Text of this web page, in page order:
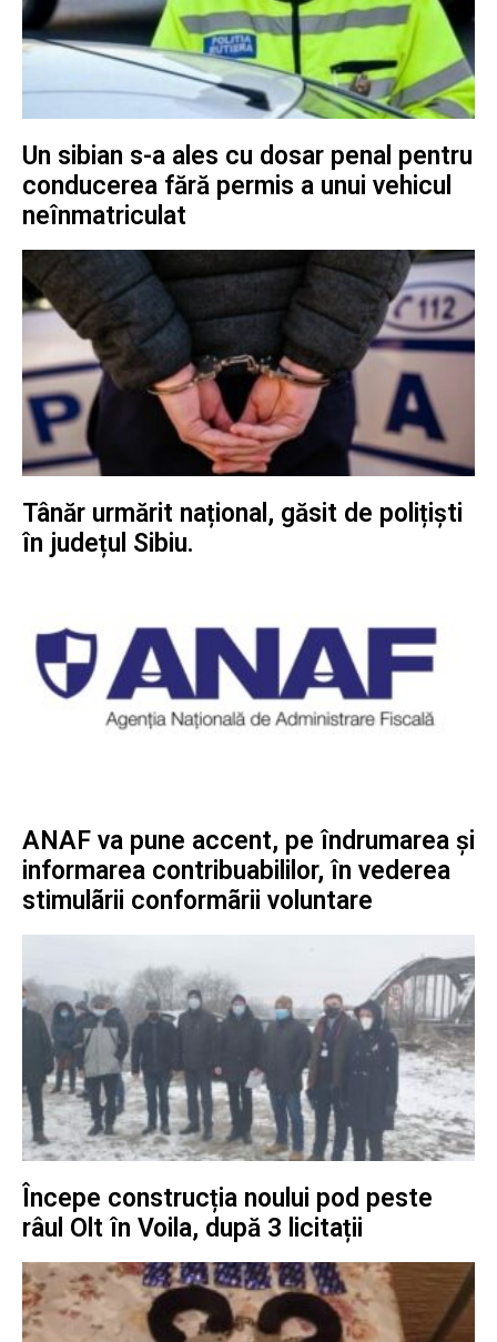
Un sibian s-a ales cu dosar penal pentru
conducerea fără permis a unui vehicul
neînmatriculat
Tânăr urmărit național, găsit de polițiști
în județul Sibiu.
ANAF va pune accent, pe îndrumarea și
informarea contribuabililor, în vederea
stimulãrii conformãrii voluntare
Începe construcția noului pod peste
râul Olt în Voila, după 3 licitații